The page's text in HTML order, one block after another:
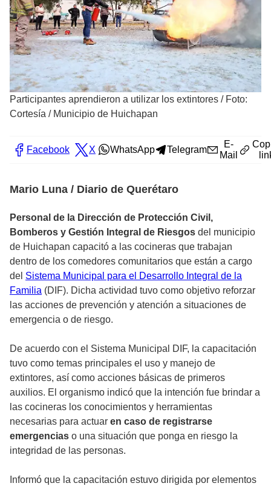
Participantes aprendieron a utilizar los extintores / Foto:
Cortesía / Municipio de Huichapan
Facebook X WhatsApp Telegram
E-
Mail
Mario Luna / Diario de Querétaro
Personal de la Dirección de Protección Civil,
Bomberos y Gestión Integral de Riesgos del municipio
de Huichapan capacitó a las cocineras que trabajan
dentro de los comedores comunitarios que están a cargo
del Sistema Municipal para el Desarrollo Integral de la
Familia (DIF). Dicha actividad tuvo como objetivo reforzar
las acciones de prevención y atención a situaciones de
emergencia o de riesgo.
De acuerdo con el Sistema Municipal DIF, la capacitación
tuvo como temas principales el uso y manejo de
extintores, así como acciones básicas de primeros
auxilios. El organismo indicó que la intención fue brindar a
las cocineras los conocimientos y herramientas
necesarias para actuar en caso de registrarse
emergencias o una situación que ponga en riesgo la
integridad de las personas.
Informó que la capacitación estuvo dirigida por elementos